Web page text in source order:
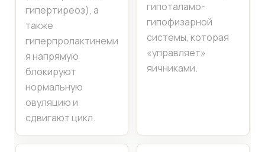
гипертиреоз), а
также
гиперпролактинеми
я напрямую
блокируют
нормальную
овуляцию и
сдвигают цикл.
гипоталамо-
гипофизарной
системы, которая
«управляет»
яичниками.